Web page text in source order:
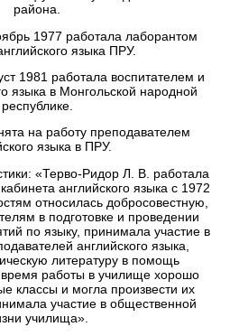
района.
1977 работала лаборантом
языка ПРУ.
1981 работала воспитателем и
языка в Монгольской народной
республике.
на работу преподавателем
языка в ПРУ.
«Терво-Ридор Л. В. работала
английского языка с 1972
относилась добросовестную,
в подготовке и проведении
по языку, принимала участие в
английского языка,
литературу в помощь
работы в училище хорошо
классы и могла произвести их
участие в общественной
училища».